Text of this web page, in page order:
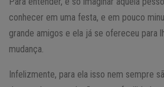
conhecer em uma festa, e em pouco
grande amigos e ela já se ofereceu para
mudança.
Infelizmente, para ela isso nem sempre